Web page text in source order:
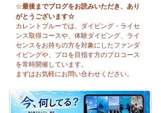
今日も暑い一日になり
そうですね☀️
☆最後までブログをお読みいただき、あり
がとうございます☆
カレントブルーでは、ダイビング・ライセ
ンス取得コースや、体験ダイビング、ライ
センスをお持ちの方を対象にしたファンダ
イビングや、プロを目指す方のプロコース
を常時開催しています。
まずはお気軽にお問い合わせください。